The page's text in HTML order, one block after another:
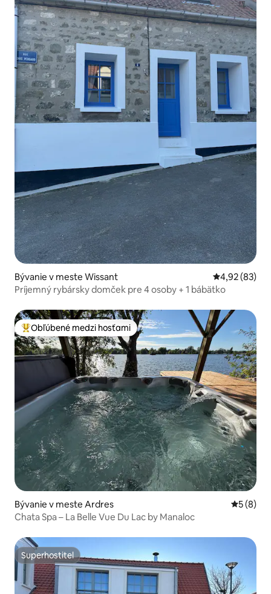
Bývanie v meste Wissant Priemerné
4,92 (83)
Príjemný rybársky domček pre 4 osoby + 1 bábätko
Najobľúbenejšie medzi hosťami
Obľúbené medzi hosťami
Bývanie v meste Ardres
5 (8)
Chata Spa – La Belle Vue Du Lac by Manaloc
Superhostiteľ
Superhostiteľ